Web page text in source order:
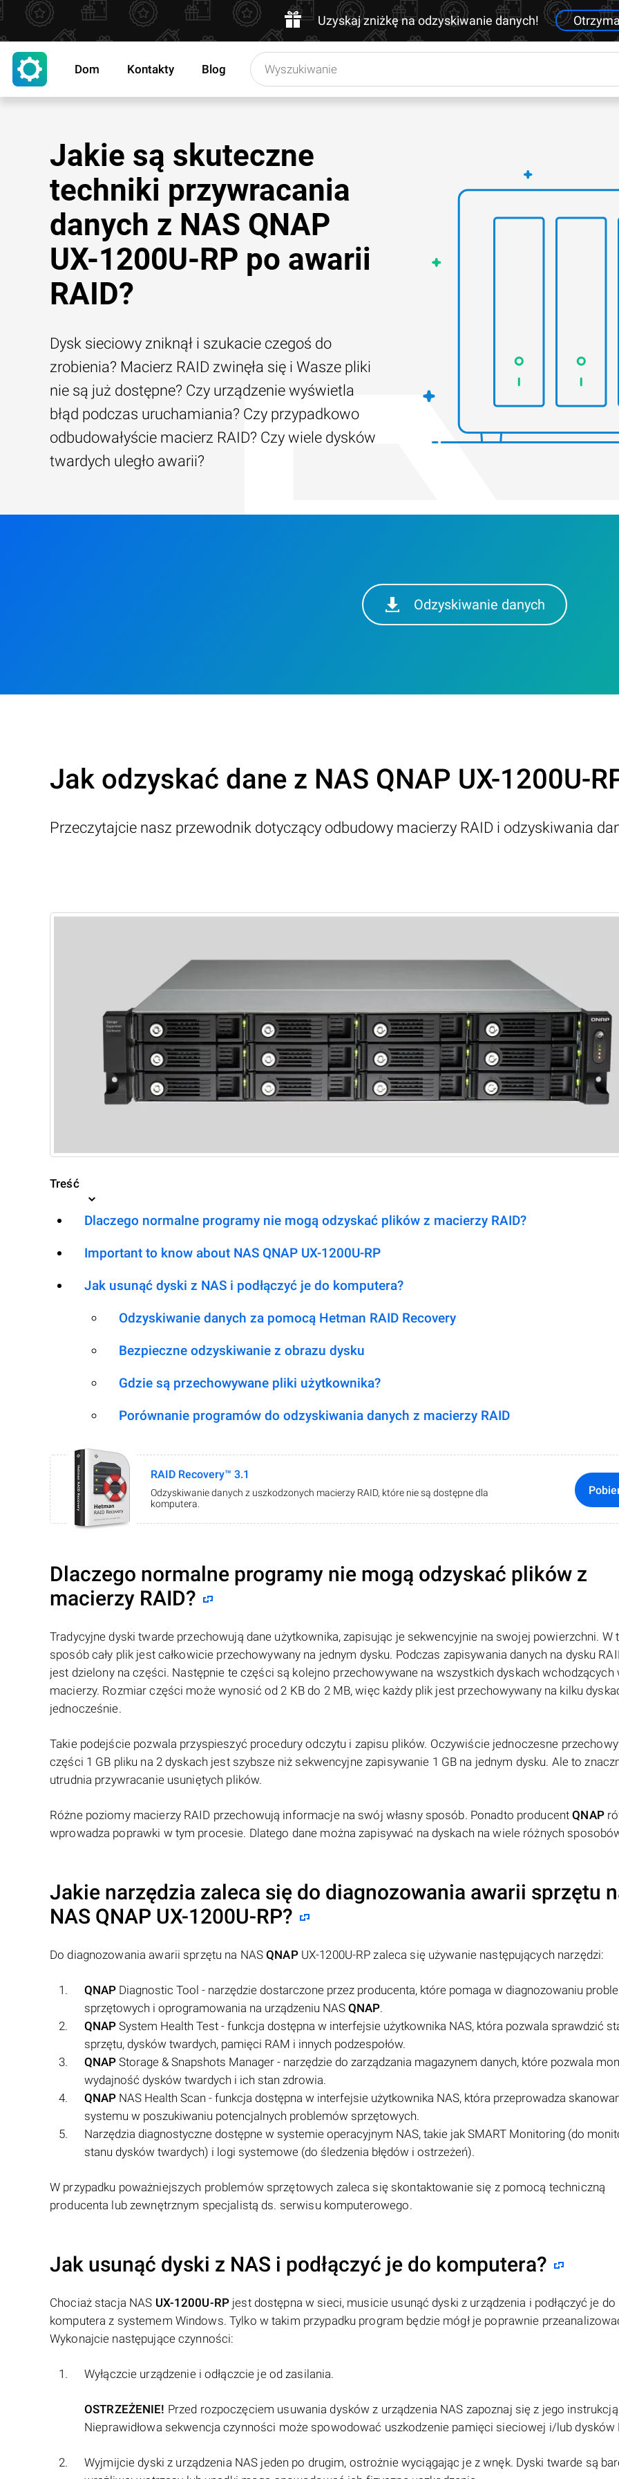
Uzyskaj zniżkę na odzyskiwanie danych!
Dom Kontakty Blog
Jakie są skuteczne
techniki przywracania
danych z NAS QNAP
UX-1200U-RP po awarii
RAID?
Dysk sieciowy zniknął i szukacie czegoś do
zrobienia? Macierz RAID zwinęła się i Wasze pliki
nie są już dostępne? Czy urządzenie wyświetla
błąd podczas uruchamiania? Czy przypadkowo
odbudowałyście macierz RAID? Czy wiele dysków
twardych uległo awarii?
Odzyskiwanie danych
Jak odzyskać dane z NAS QNAP UX-1200U-
Przeczytajcie nasz przewodnik dotyczący odbudowy macierzy RAID i odzyskiwania
Treść
Dlaczego normalne programy nie mogą odzyskać plików z macierzy RAID?
Important to know about NAS QNAP UX-1200U-RP
Jak usunąć dyski z NAS i podłączyć je do komputera?
Odzyskiwanie danych za pomocą Hetman RAID Recovery
Bezpieczne odzyskiwanie z obrazu dysku
Gdzie są przechowywane pliki użytkownika?
Porównanie programów do odzyskiwania danych z macierzy RAID
RAID Recovery™ 3.1
Odzyskiwanie danych z uszkodzonych macierzy RAID, które nie są dostępne dla
komputera.
Dlaczego normalne programy nie mogą odzyskać plików z
macierzy RAID?
Tradycyjne dyski twarde przechowują dane użytkownika, zapisując je sekwencyjnie na swojej powierzchni. W
sposób cały plik jest całkowicie przechowywany na jednym dysku. Podczas zapisywania danych na dysku
jest dzielony na części. Następnie te części są kolejno przechowywane na wszystkich dyskach wchodzących
macierzy. Rozmiar części może wynosić od 2 KB do 2 MB, więc każdy plik jest przechowywany na kilku
jednocześnie.
Takie podejście pozwala przyspieszyć procedury odczytu i zapisu plików. Oczywiście jednoczesne
części 1 GB pliku na 2 dyskach jest szybsze niż sekwencyjne zapisywanie 1 GB na jednym dysku. Ale to
utrudnia przywracanie usuniętych plików.
Różne poziomy macierzy RAID przechowują informacje na swój własny sposób. Ponadto producentQNAP
wprowadza poprawki w tym procesie. Dlatego dane można zapisywać na dyskach na wiele różnych
Jakie narzędzia zaleca się do diagnozowania awarii sprzętu
NAS QNAP UX-1200U-RP?
Do diagnozowania awarii sprzętu na NASQNAPUX-1200U-RP zaleca się używanie następujących narzędzi:
QNAP Diagnostic Tool - narzędzie dostarczone przez producenta, które pomaga w diagnozowaniu
sprzętowych i oprogramowania na urządzeniu NAS QNAP.
QNAP System Health Test - funkcja dostępna w interfejsie użytkownika NAS, która pozwala sprawdzić
sprzętu, dysków twardych, pamięci RAM i innych podzespołów.
QNAP Storage & Snapshots Manager - narzędzie do zarządzania magazynem danych, które pozwala
wydajność dysków twardych i ich stan zdrowia.
QNAP NAS Health Scan - funkcja dostępna w interfejsie użytkownika NAS, która przeprowadza
systemu w poszukiwaniu potencjalnych problemów sprzętowych.
Narzędzia diagnostyczne dostępne w systemie operacyjnym NAS, takie jak SMART Monitoring (do
stanu dysków twardych) i logi systemowe (do śledzenia błędów i ostrzeżeń).
W przypadku poważniejszych problemów sprzętowych zaleca się skontaktowanie się z pomocą techniczną
producenta lub zewnętrznym specjalistą ds. serwisu komputerowego.
Jak usunąć dyski z NAS i podłączyć je do komputera?
Chociaż stacja NAS UX-1200U-RP jest dostępna w sieci, musicie usunąć dyski z urządzenia i podłączyć je do
komputera z systemem Windows. Tylko w takim przypadku program będzie mógł je poprawnie
Wykonajcie następujące czynności:
Wyłączcie urządzenie i odłączcie je od zasilania.
OSTRZEŻENIE! Przed rozpoczęciem usuwania dysków z urządzenia NAS zapoznaj się z jego
Nieprawidłowa sekwencja czynności może spowodować uszkodzenie pamięci sieciowej i/lub dysków
Wyjmijcie dyski z urządzenia NAS jeden po drugim, ostrożnie wyciągając je z wnęk. Dyski twarde są